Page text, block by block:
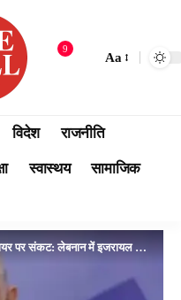
9
Aa
विदेश राजनीति
स्वास्थय सामाजिक
में इजरायल के नए हमले, 7 की मौत, मध्य पूर्व में शांति प्रयासों पर मंडराया खतरा